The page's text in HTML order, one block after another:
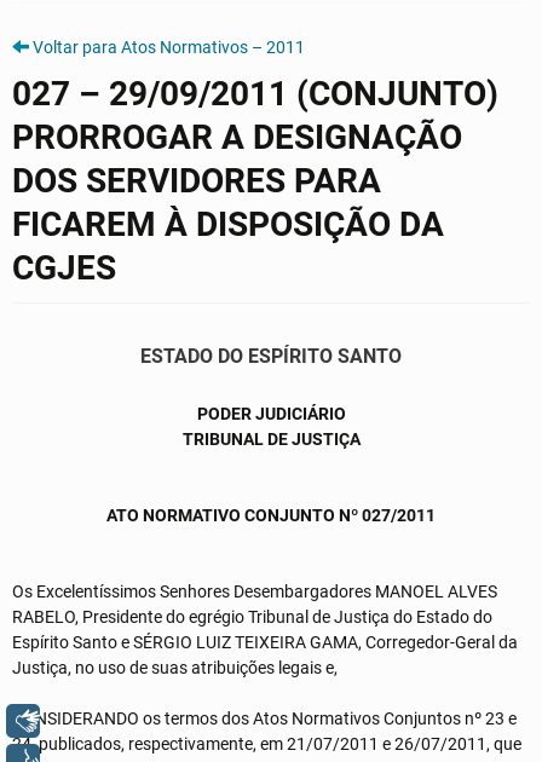
Voltar para Atos Normativos – 2011
027 – 29/09/2011 (CONJUNTO)
PRORROGAR A DESIGNAÇÃO
DOS SERVIDORES PARA
FICAREM À DISPOSIÇÃO DA
CGJES
ESTADO DO ESPÍRITO SANTO
PODER JUDICIÁRIO
TRIBUNAL DE JUSTIÇA
ATO NORMATIVO CONJUNTO Nº 027/2011
Os Excelentíssimos Senhores Desembargadores MANOEL ALVES
RABELO, Presidente do egrégio Tribunal de Justiça do Estado do
Espírito Santo e SÉRGIO LUIZ TEIXEIRA GAMA, Corregedor-Geral da
Justiça, no uso de suas atribuições legais e,
CONSIDERANDO os termos dos Atos Normativos Conjuntos nº 23 e
24, publicados, respectivamente, em 21/07/2011 e 26/07/2011, que
Libras